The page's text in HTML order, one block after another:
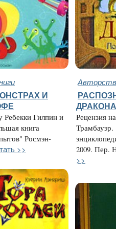
И
Ребекки Гилпин и
книга
Росмэн-
>>
ДРАКОНА
Рецензия
2009. Пер.
>>